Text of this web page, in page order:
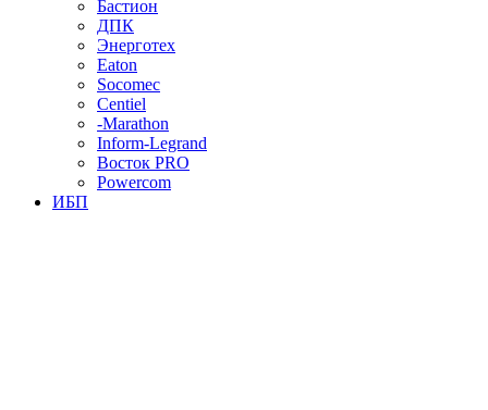
Бастион
ДПК
Энерготех
Eaton
Socomec
Centiel
-Marathon
Inform-Legrand
Восток PRO
Powercom
ИБП